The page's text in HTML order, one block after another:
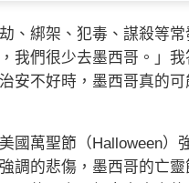
綁架、犯毒、謀殺等常
我們很少去墨西哥。」
安不好時，墨西哥真的
萬聖節（Halloween）
調的悲傷，墨西哥的亡